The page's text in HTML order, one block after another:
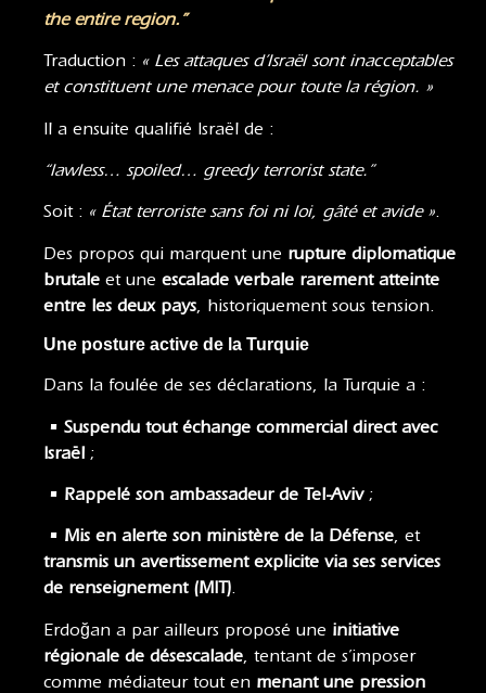
the entire region.”
Traduction : « Les attaques d’Israël sont inacceptables
et constituent une menace pour toute la région. »
Il a ensuite qualifié Israël de :
“lawless… spoiled… greedy terrorist state.”
Soit : « État terroriste sans foi ni loi, gâté et avide ».
Des propos qui marquent une rupture diplomatique
brutale et une escalade verbale rarement atteinte
entre les deux pays, historiquement sous tension.
Une posture active de la Turquie
Dans la foulée de ses déclarations, la Turquie a :
• Suspendu tout échange commercial direct avec
Israël ;
• Rappelé son ambassadeur de Tel-Aviv;
• Mis en alerte son ministère de la Défense, et
transmis un avertissement explicite via ses services
de renseignement (MIT).
Erdoğan a par ailleurs proposé une initiative
régionale de désescalade, tentant de s’imposer
comme médiateur tout en menant une pression